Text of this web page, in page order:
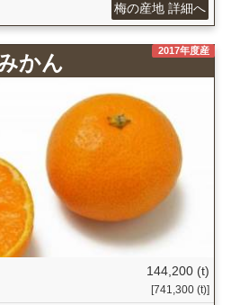
梅の産地 詳細へ
2017年度産
かん
144,200 (t)
[741,300 (t)]